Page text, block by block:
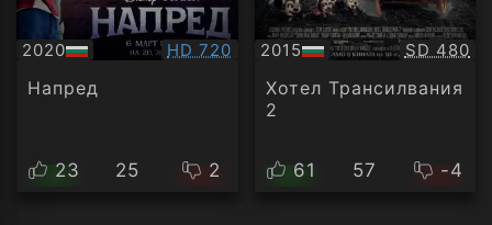
2020
БГ
аудио
Качество:
HD 720
Напред
23 25 2
2015
БГ
аудио
SD 480
Хотел Трансилвания
2
61 57 -4